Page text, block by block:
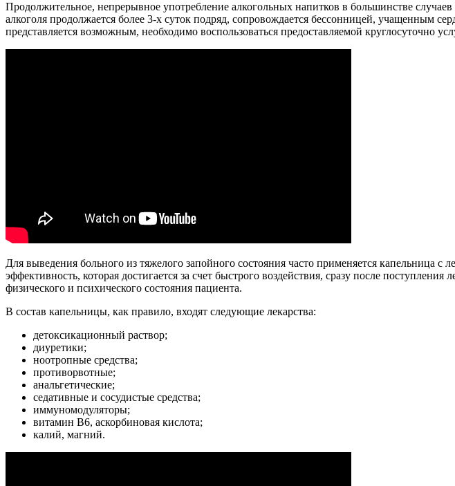
Продолжительное, непрерывное употребление алкогольных напитков в большинстве
алкоголя продолжается более 3-х суток подряд, сопровождается бессонницей, учащенным
представляется возможным, необходимо воспользоваться предоставляемой круглосуточно
Для выведения больного из тяжелого запойного состояния часто применяется
эффективность, которая достигается за счет быстрого воздействия, сразу после
физического и психического состояния пациента.
В состав капельницы, как правило, входят следующие лекарства:
детоксикационный раствор;
диуретики;
ноотропные средства;
противорвотные;
анальгетические;
седативные и сосудистые средства;
иммуномодуляторы;
витамин В6, аскорбиновая кислота;
калий, магний.